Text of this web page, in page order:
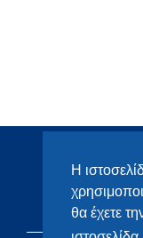
Η
θα έχετε